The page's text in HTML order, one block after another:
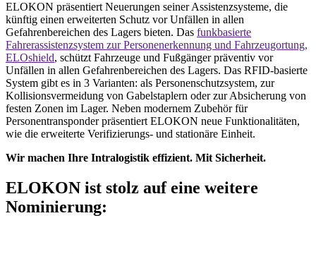
ELOKON präsentiert Neuerungen seiner Assistenzsysteme, die
künftig einen erweiterten Schutz vor Unfällen in allen
Gefahrenbereichen des Lagers bieten. Das funkbasierte
Fahrerassistenzsystem zur Personenerkennung und Fahrzeugortung,
ELOshield, schützt Fahrzeuge und Fußgänger präventiv vor
Unfällen in allen Gefahrenbereichen des Lagers. Das RFID-basierte
System gibt es in 3 Varianten: als Personenschutzsystem, zur
Kollisionsvermeidung von Gabelstaplern oder zur Absicherung von
festen Zonen im Lager. Neben modernem Zubehör für
Personentransponder präsentiert ELOKON neue Funktionalitäten,
wie die erweiterte Verifizierungs- und stationäre Einheit.
Wir machen Ihre Intralogistik effizient. Mit Sicherheit.
ELOKON ist stolz auf eine weitere
Nominierung: